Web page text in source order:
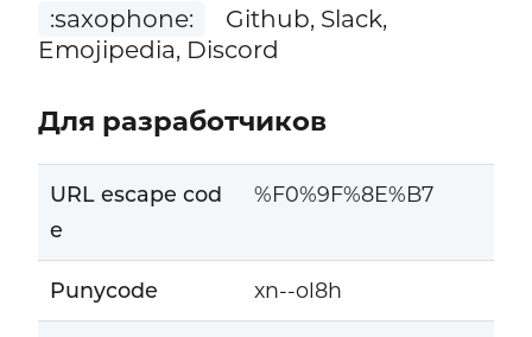
:saxophone:
Github, Slack,
Emojipedia, Discord
Для разработчиков
URL escape cod
e
%F0%9F%8E%B7
Punycode xn--ol8h